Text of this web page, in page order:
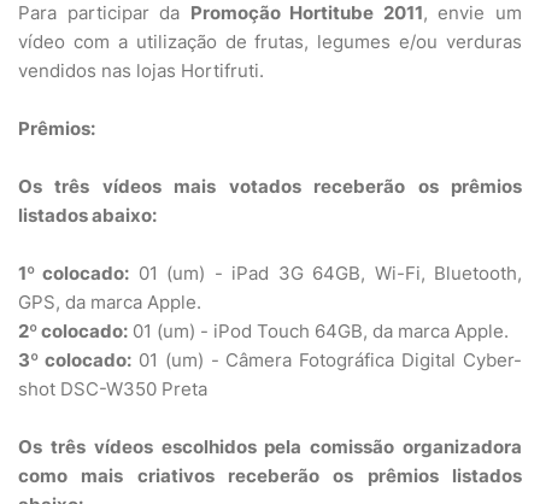
Para participar da Promoção Hortitube 2011, envie um
vídeo com a utilização de frutas, legumes e/ou verduras
vendidos nas lojas Hortifruti.
Prêmios:
Os três vídeos mais votados receberão os prêmios
listados abaixo:
1º colocado: 01 (um) - iPad 3G 64GB, Wi-Fi, Bluetooth,
GPS, da marca Apple.
2º colocado: 01 (um) - iPod Touch 64GB, da marca Apple.
3º colocado:01 (um) - Câmera Fotográfica Digital Cyber-
shot DSC-W350 Preta
Os três vídeos escolhidos pela comissão organizadora
como mais criativos receberão os prêmios listados